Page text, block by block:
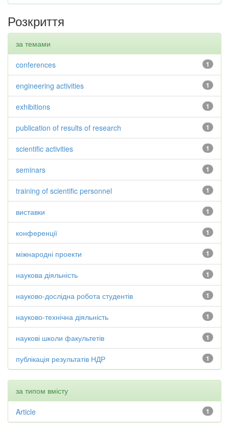
Розкриття
за темами
1
conferences
1
engineering activities
1
exhibitions
1
publication of results of research
1
scientific activities
1
seminars
1
training of scientific personnel
1
виставки
1
конференції
1
міжнародні проекти
1
наукова діяльність
1
науково-дослідна робота студентів
1
науково-технічна діяльність
1
наукові школи факультетів
1
публікація результатів НДР
за типом вмісту
1
Article